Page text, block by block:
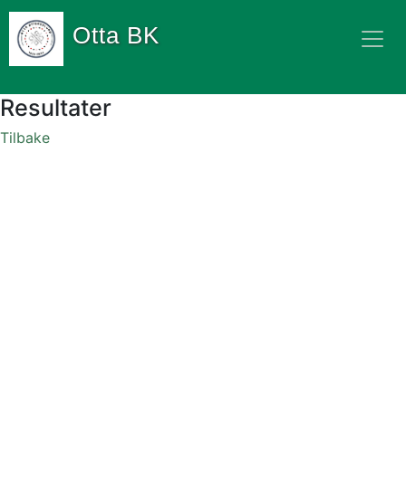
Otta BK
Resultater
Tilbake